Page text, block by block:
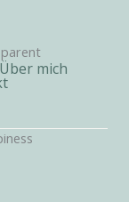
Über mich